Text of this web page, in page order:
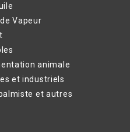
Vapeur
animale
et industriels
et autres